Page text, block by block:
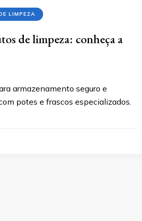
LIMPEZA
de limpeza: conheça a
armazenamento seguro e
potes e frascos especializados.